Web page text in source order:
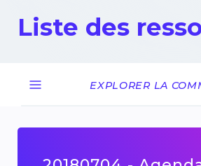
Liste des
EXPLORER LA